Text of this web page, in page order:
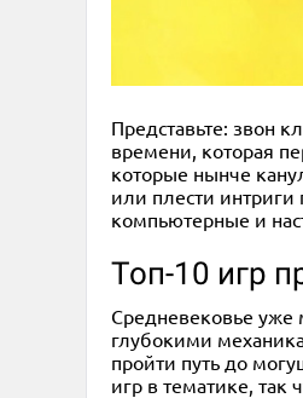
Представьте: звон
времени, которая
которые нынче
или плести интриги
компьютерные и
Топ-10 игр
Средневековье уже
глубокими
пройти путь до
игр в тематике, так